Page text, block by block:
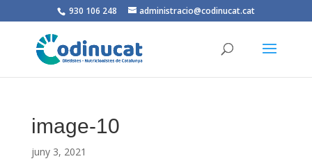
930 106 248 administracio@codinucat.cat
image-10
juny 3, 2021